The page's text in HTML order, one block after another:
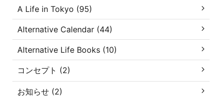
A Life in Tokyo (95)
Alternative Calendar (44)
Alternative Life Books (10)
コンセプト (2)
お知らせ (2)